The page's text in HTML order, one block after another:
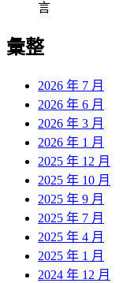
言
彙整
2026 年 7 月
2026 年 6 月
2026 年 3 月
2026 年 1 月
2025 年 12 月
2025 年 10 月
2025 年 9 月
2025 年 7 月
2025 年 4 月
2025 年 1 月
2024 年 12 月